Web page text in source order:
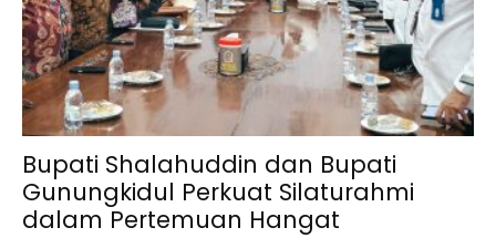
Bupati Shalahuddin dan Bupati
Gunungkidul Perkuat Silaturahmi
dalam Pertemuan Hangat